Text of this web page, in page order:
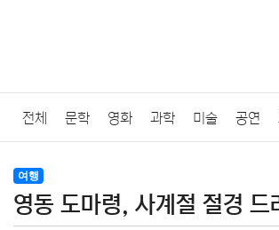
전체 문학 영화 과학 미술 공연
법률
질병 가요 방송 일상 주식 암호화
여행
영동 도마령, 사계절 절경 드